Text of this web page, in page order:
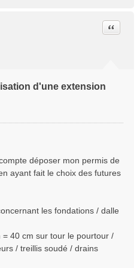
d'une extension
Citer
déposer mon permis de
ayant fait le choix des futures
les fondations / dalle
40 cm sur tour le pourtour /
/ treillis soudé / drains